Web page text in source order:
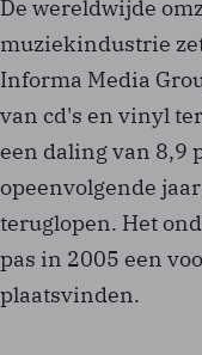
De wereldwijde
muziekindustrie
Informa Media
van cd's en vinyl
een daling van 8,9
opeenvolgende
teruglopen. Het
pas in 2005 een
plaatsvinden.